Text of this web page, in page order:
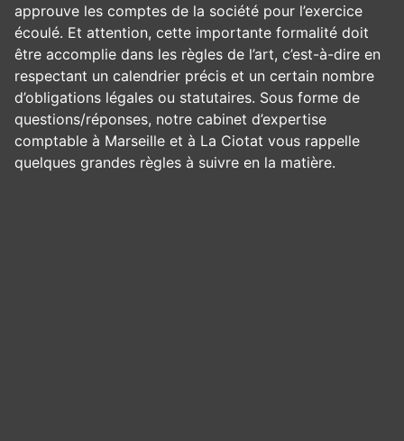
approuve les comptes de la société pour l’exercice
écoulé. Et attention, cette importante formalité doit
être accomplie dans les règles de l’art, c’est-à-dire en
respectant un calendrier précis et un certain nombre
d’obligations légales ou statutaires. Sous forme de
questions/réponses, notre cabinet d’expertise
comptable à Marseille et à La Ciotat vous rappelle
quelques grandes règles à suivre en la matière.